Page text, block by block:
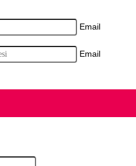
Email
Email